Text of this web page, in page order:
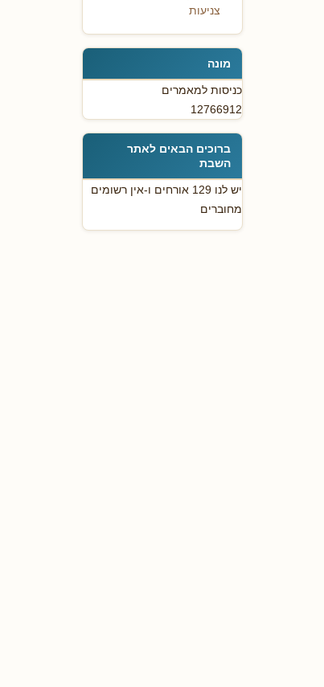
צניעות
מונה
כניסות למאמרים
12766912
ברוכים הבאים לאתר
השבת
יש לנו 129 אורחים ו-אין רשומים
מחוברים